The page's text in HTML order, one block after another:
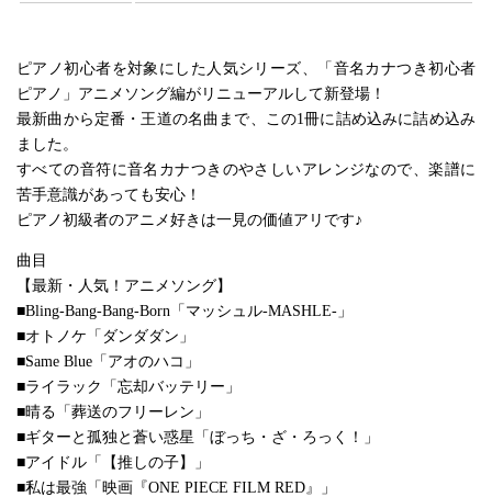
ピアノ初心者を対象にした人気シリーズ、「音名カナつき初心者
ピアノ」アニメソング編がリニューアルして新登場！
最新曲から定番・王道の名曲まで、この1冊に詰め込みに詰め込み
ました。
すべての音符に音名カナつきのやさしいアレンジなので、楽譜に
苦手意識があっても安心！
ピアノ初級者のアニメ好きは一見の価値アリです♪
曲目
【最新・人気！アニメソング】
■Bling-Bang-Bang-Born「マッシュル-MASHLE-」
■オトノケ「ダンダダン」
■Same Blue「アオのハコ」
■ライラック「忘却バッテリー」
■晴る「葬送のフリーレン」
■ギターと孤独と蒼い惑星「ぼっち・ざ・ろっく！」
■アイドル「【推しの子】」
■私は最強「映画『ONE PIECE FILM RED』」